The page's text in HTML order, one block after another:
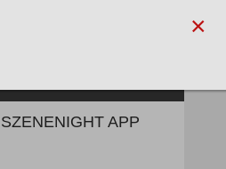
APP
×